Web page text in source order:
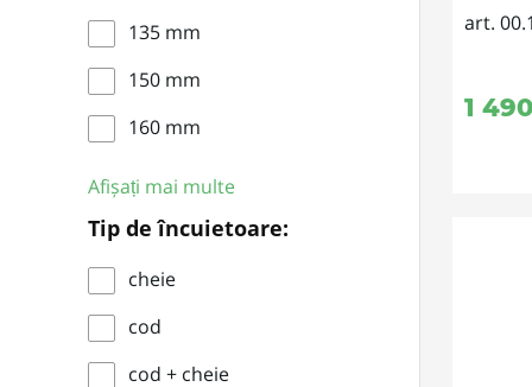
135 mm
150 mm
160 mm
Afișați mai multe
Tip de încuietoare:
cheie
cod
cod + cheie
art.
1 490